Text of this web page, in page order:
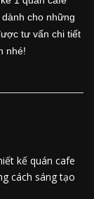
cho những
tư vấn chi tiết
nhé!